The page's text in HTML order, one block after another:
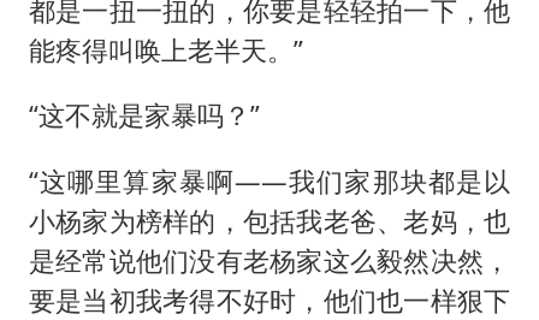
都是一扭一扭的，你要是轻轻拍一下，他
能疼得叫唤上老半天。”
“这不就是家暴吗？”
“这哪里算家暴啊——我们家那块都是以
小杨家为榜样的，包括我老爸、老妈，也
是经常说他们没有老杨家这么毅然决然，
要是当初我考得不好时，他们也一样狠下